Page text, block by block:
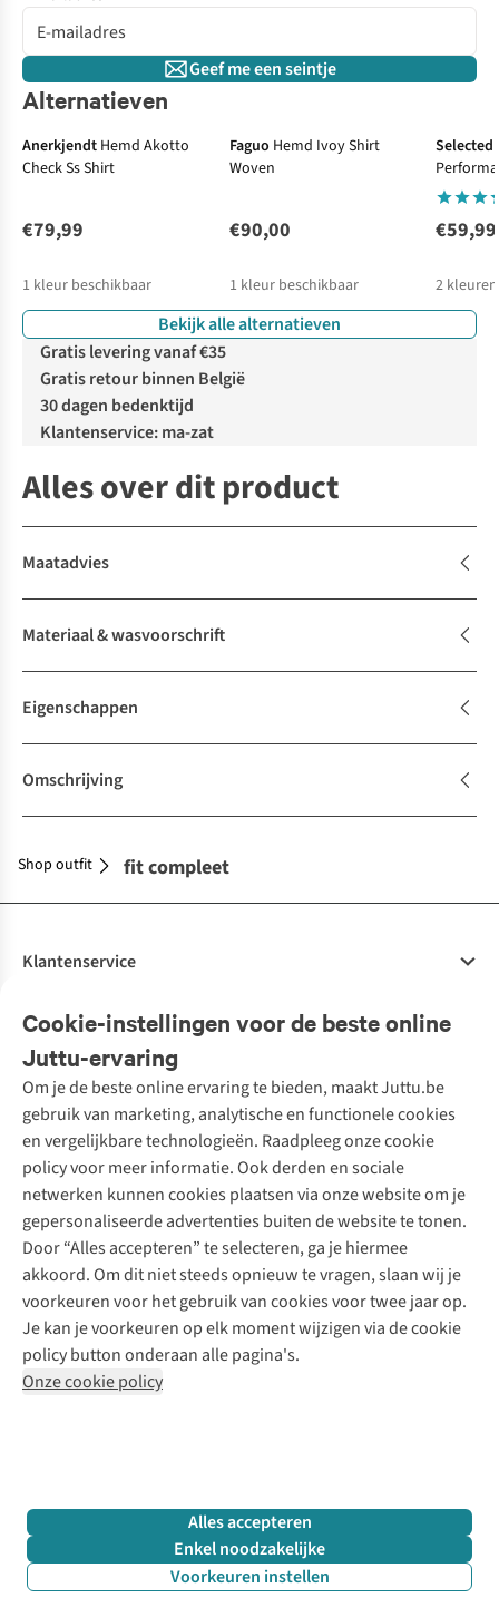
Geef me een seintje
Alternatieven
Anerkjendt Hemd Akotto
Check Ss Shirt
€79,99
1 kleur beschikbaar
Faguo Hemd Ivoy Shirt
Woven
€90,00
1 kleur beschikbaar
Selected
€59,99
2
Bekijk alle alternatieven
Gratis levering vanaf €35
Gratis retour binnen België
30 dagen bedenktijd
Klantenservice: ma-zat
Alles over dit product
Maatadvies
Materiaal & wasvoorschrift
Eigenschappen
Omschrijving
Maak je outfit compleet
Shop outfit
Cookie-instellingen voor de beste online
Juttu-ervaring
Om je de beste online ervaring te bieden, maakt Juttu.be
gebruik van marketing, analytische en functionele cookies
en vergelijkbare technologieën. Raadpleeg onze cookie
policy voor meer informatie. Ook derden en sociale
netwerken kunnen cookies plaatsen via onze website om je
gepersonaliseerde advertenties buiten de website te tonen.
Door “Alles accepteren” te selecteren, ga je hiermee
akkoord. Om dit niet steeds opnieuw te vragen, slaan wij je
voorkeuren voor het gebruik van cookies voor twee jaar op.
Je kan je voorkeuren op elk moment wijzigen via de cookie
policy button onderaan alle pagina's.
Onze cookie policy
Alles accepteren
Enkel noodzakelijke
Voorkeuren instellen
Klantenservice
Bestellen
Betalen
10% studentenkorting
Klarna - achteraf betalen
Levering
Retourneren
Bestelling herroepen
Garantie
Contact
Onze diensten
Tweedehands - ReJUsed
Kledingatelier
Personal shopping
Textielbox
Events / workshops
Juttu
Over ons
Juttu Friends
Inspiratie
Werken bij Juttu
Onze winkels
De wereld van Juttu
Verantwoord ondernemen
Toegankelijkheidsverklaring
Merken
Nathalie Vleeschouwer
Selected dames
HKLiving
Dickies
Sessùn
Strom
O My Bag
Revolution
Meld je aan voor de nieuwsbrief
Follow us
+32 (0)3 828 30 15 team@juttu.be
BTW BE 0416.762.280